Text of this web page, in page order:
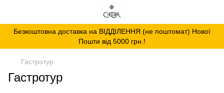
Безкоштовна доставка на ВІДДІЛЕННЯ (не поштомат) Нової
Пошти від 5000 грн.!
Гастротур
Гастротур